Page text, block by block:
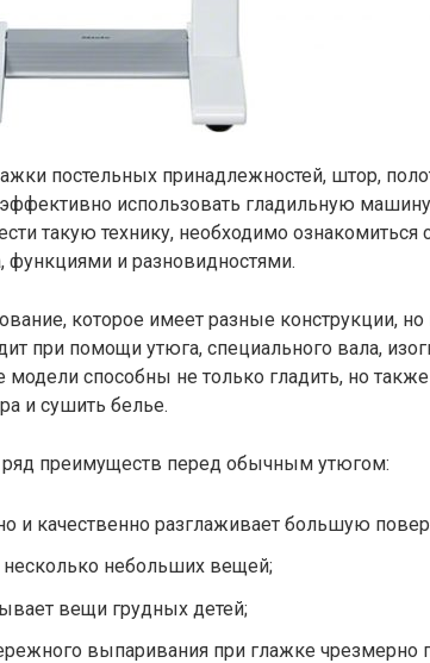
постельных принадлежностей, штор,
использовать гладильную
такую технику, необходимо ознакомиться
функциями и разновидностями.
которое имеет разные конструкции, но
при помощи утюга, специального вала,
способны не только гладить, но также
и сушить белье.
преимуществ перед обычным утюгом:
и качественно разглаживает большую
небольших вещей;
вещи грудных детей;
выпаривания при глажке чрезмерно